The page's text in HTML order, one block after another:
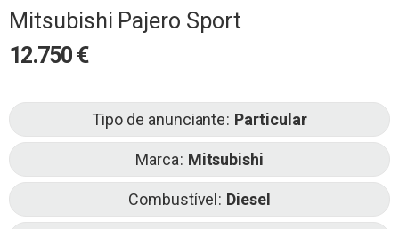
Mitsubishi Pajero Sport
12.750 €
Tipo de anunciante Particular
Marca Mitsubishi
Combustível Diesel